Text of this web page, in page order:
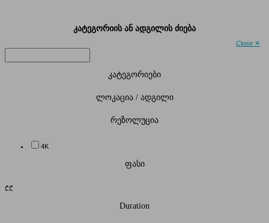
Close ✕
კატეგორიის ან ადგილის ძიება
კატეგორიები
ლოკაცია / ადგილი
რეზოლუცია
4K
ფასი
₾₾
Duration